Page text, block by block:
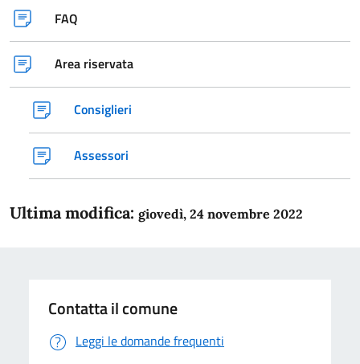
FAQ
Area riservata
Consiglieri
Assessori
Ultima modifica: giovedì, 24 novembre 2022
Contatta il comune
Leggi le domande frequenti